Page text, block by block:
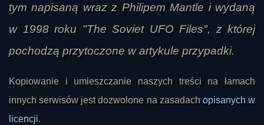
tym napisaną wraz z Philipem Mantle i wydaną
w 1998 roku "The Soviet UFO Files", z której
pochodzą przytoczone w artykule przypadki.
Kopiowanie i umieszczanie naszych treści na łamach
innych serwisów jest dozwolone na zasadach opisanych w
licencji.